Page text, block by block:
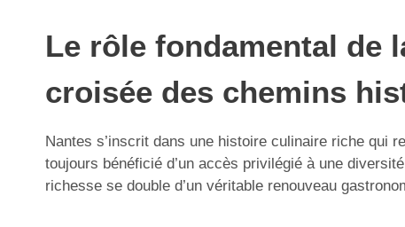
Le rôle fondamental de
croisée des chemins
Nantes s’inscrit dans une histoire culinaire riche qui
toujours bénéficié d’un accès privilégié à une
richesse se double d’un véritable renouveau